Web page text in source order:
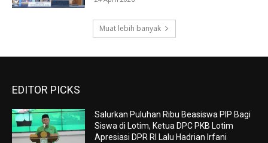
Muat lebih banyak
EDITOR PICKS
Salurkan Puluhan Ribu Beasiswa PIP Bagi
Siswa di Lotim, Ketua DPC PKB Lotim
Apresiasi DPR RI Lalu Hadrian Irfani